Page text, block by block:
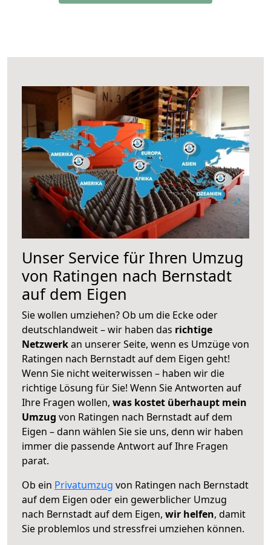
Unser Service für Ihren Umzug
von Ratingen nach Bernstadt
auf dem Eigen
Sie wollen umziehen? Ob um die Ecke oder
deutschlandweit – wir haben das richtige
Netzwerkan unserer Seite, wenn es Umzüge von
Ratingen nach Bernstadt auf dem Eigen geht!
Wenn Sie nicht weiterwissen – haben wir die
richtige Lösung für Sie! Wenn Sie Antworten auf
Ihre Fragen wollen, was kostet überhaupt mein
Umzug von Ratingen nach Bernstadt auf dem
Eigen – dann wählen Sie sie uns, denn wir haben
immer die passende Antwort auf Ihre Fragen
parat.
Ob ein Privatumzug von Ratingen nach Bernstadt
auf dem Eigen oder ein gewerblicher Umzug
nach Bernstadt auf dem Eigen, wir helfen, damit
Sie problemlos und stressfrei umziehen können.